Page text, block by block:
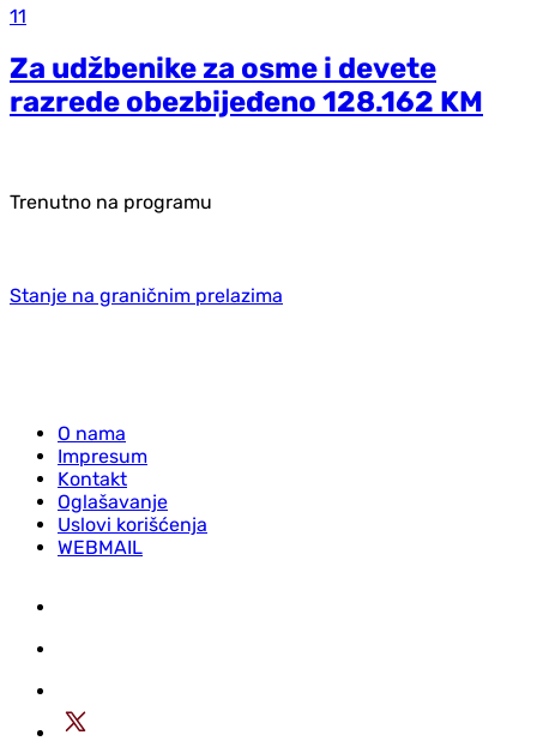
11
Za udžbenike za osme i devete
razrede obezbijeđeno 128.162 KM
Trenutno na programu
Stanje na graničnim prelazima
O nama
Impresum
Kontakt
Oglašavanje
Uslovi korišćenja
WEBMAIL